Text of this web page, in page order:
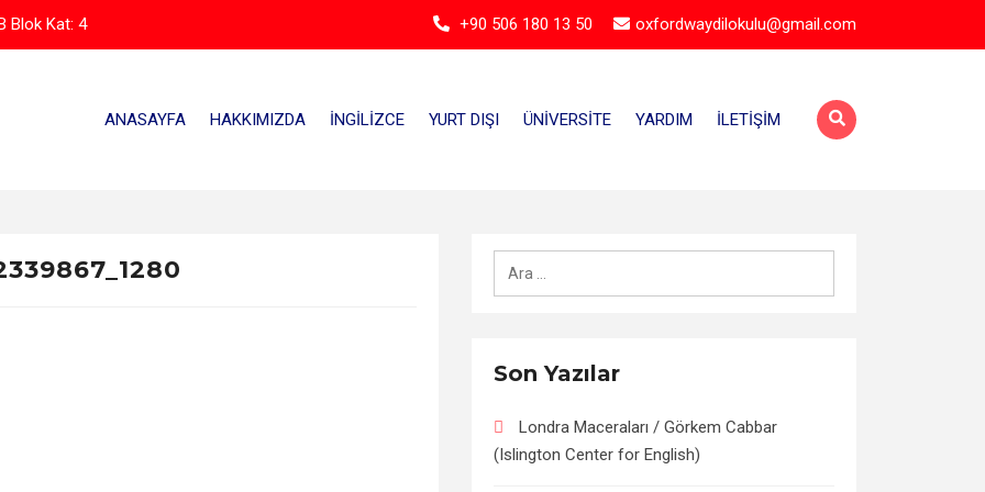
Blok Kat: 4 +90 506 180 13 50 oxfordwaydilokulu@gmail.com
ANASAYFA HAKKIMIZDA İNGILIZCE YURT DIŞI ÜNIVERSITE YARDIM İLETIŞIM
Arama:
Son Yazılar
Londra Maceraları / Görkem Cabbar
(Islington Center for English)